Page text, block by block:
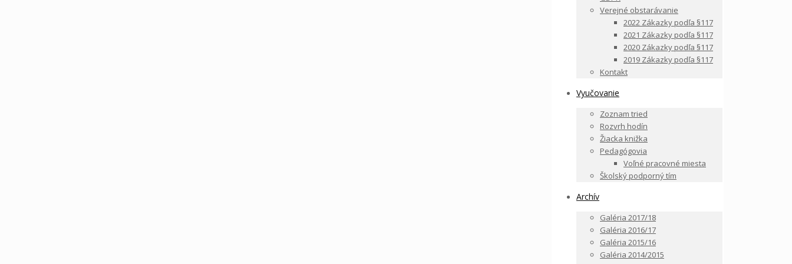
Verejné obstarávanie
2022 Zákazky podľa §117
2021 Zákazky podľa §117
2020 Zákazky podľa §117
2019 Zákazky podľa §117
Kontakt
Vyučovanie
Zoznam tried
Rozvrh hodín
Žiacka knižka
Pedagógovia
Voľné pracovné miesta
Školský podporný tím
Archív
Galéria 2017/18
Galéria 2016/17
Galéria 2015/16
Galéria 2014/2015